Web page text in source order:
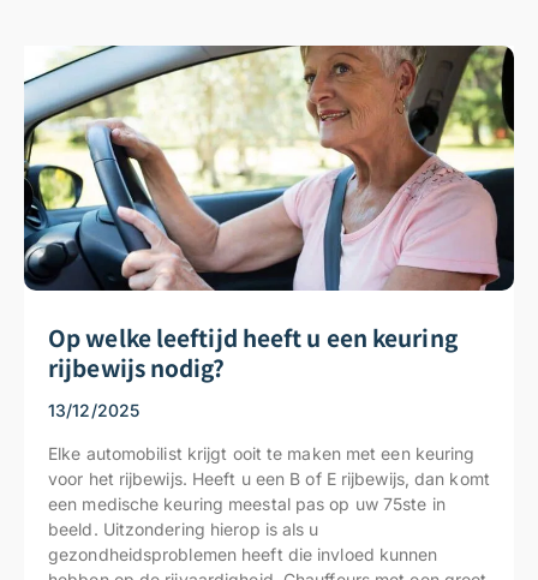
Op welke leeftijd heeft u een keuring
rijbewijs nodig?
13/12/2025
Elke automobilist krijgt ooit te maken met een keuring
voor het rijbewijs. Heeft u een B of E rijbewijs, dan komt
een medische keuring meestal pas op uw 75ste in
beeld. Uitzondering hierop is als u
gezondheidsproblemen heeft die invloed kunnen